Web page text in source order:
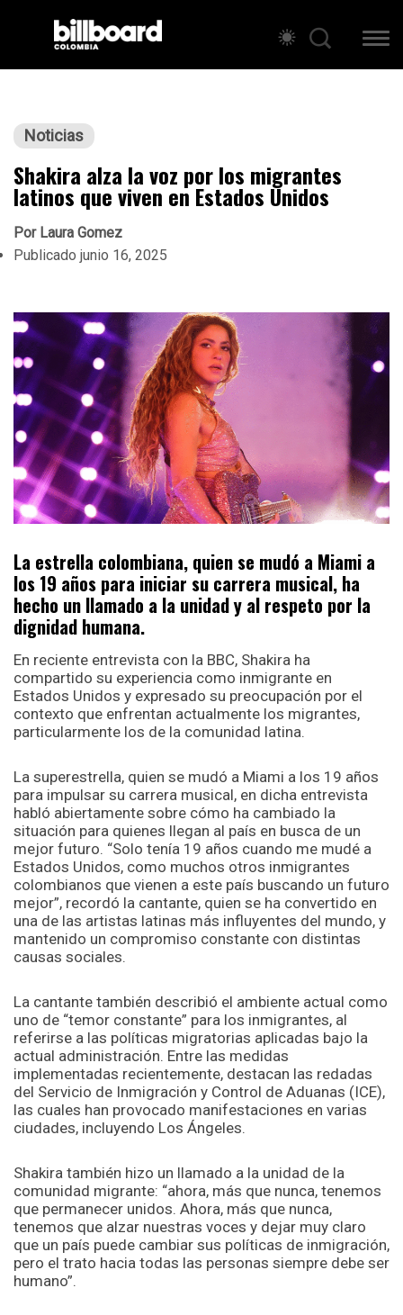
Noticias
Shakira alza la voz por los migrantes
latinos que viven en Estados Unidos
PorLaura Gomez
Publicado junio 16, 2025
La estrella colombiana, quien se mudó a Miami a
los 19 años para iniciar su carrera musical, ha
hecho un llamado a la unidad y al respeto por la
dignidad humana.
En reciente entrevista con la BBC, Shakira ha
compartido su experiencia como inmigrante en
Estados Unidos y expresado su preocupación por el
contexto que enfrentan actualmente los migrantes,
particularmente los de la comunidad latina.
La superestrella, quien se mudó a Miami a los 19 años
para impulsar su carrera musical, en dicha entrevista
habló abiertamente sobre cómo ha cambiado la
situación para quienes llegan al país en busca de un
mejor futuro. “Solo tenía 19 años cuando me mudé a
Estados Unidos, como muchos otros inmigrantes
colombianos que vienen a este país buscando un futuro
mejor”, recordó la cantante, quien se ha convertido en
una de las artistas latinas más influyentes del mundo, y
mantenido un compromiso constante con distintas
causas sociales.
La cantante también describió el ambiente actual como
uno de “temor constante” para los inmigrantes, al
referirse a las políticas migratorias aplicadas bajo la
actual administración. Entre las medidas
implementadas recientemente, destacan las redadas
del Servicio de Inmigración y Control de Aduanas (ICE),
las cuales han provocado manifestaciones en varias
ciudades, incluyendo Los Ángeles.
Shakira también hizo un llamado a la unidad de la
comunidad migrante: “ahora, más que nunca, tenemos
que permanecer unidos. Ahora, más que nunca,
tenemos que alzar nuestras voces y dejar muy claro
que un país puede cambiar sus políticas de inmigración,
pero el trato hacia todas las personas siempre debe ser
humano”.